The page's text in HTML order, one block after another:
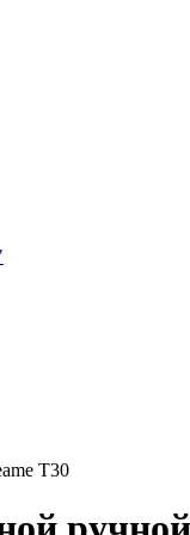
T30